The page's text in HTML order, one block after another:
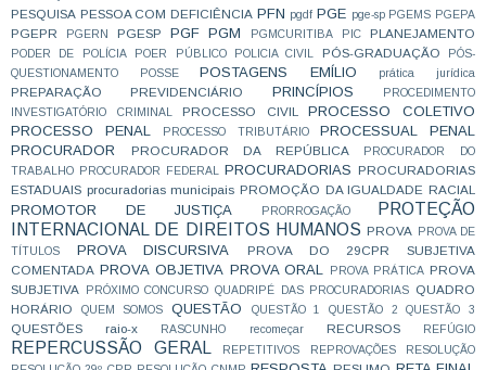
PESQUISA PESSOA COM DEFICIÊNCIA PFN pgdf PGE pge-sp PGEMS PGEPA
PGEPR PGERN PGESP PGF PGM PGMCURITIBA PIC PLANEJAMENTO
PODER DE POLÍCIA POER PÚBLICO POLICIA CIVIL PÓS-GRADUAÇÃO
PÓS-
QUESTIONAMENTO
POSSE POSTAGENS EMÍLIO prática jurídica
PREPARAÇÃO PREVIDENCIÁRIO PRINCÍPIOS
PROCEDIMENTO
INVESTIGATÓRIO CRIMINAL
PROCESSO CIVIL
PROCESSO COLETIVO
PROCESSO PENAL
PROCESSO TRIBUTÁRIO
PROCESSUAL PENAL
PROCURADOR
PROCURADOR DA REPÚBLICA
PROCURADOR DO
TRABALHO
PROCURADOR FEDERAL PROCURADORIAS PROCURADORIAS
ESTADUAIS procuradorias municipais PROMOÇÃO DA IGUALDADE RACIAL
PROMOTOR DE JUSTIÇA PRORROGAÇÃO
PROTEÇÃO
INTERNACIONAL DE DIREITOS HUMANOS PROVA
PROVA DE
TÍTULOS
PROVA DISCURSIVA
PROVA DO 29CPR SUBJETIVA
COMENTADA PROVA OBJETIVA PROVA ORAL PROVA PRÁTICA PROVA
SUBJETIVA
PRÓXIMO CONCURSO QUADRIPÉ DAS PROCURADORIAS
QUADRO
HORÁRIO
QUEM SOMOS QUESTÃO QUESTÃO 1 QUESTÃO 2 QUESTÃO 3
QUESTÕES raio-x RASCUNHO recomeçar RECURSOS REFÚGIO
REPERCUSSÃO GERAL REPETITIVOS REPROVAÇÕES
RESOLUÇÃO